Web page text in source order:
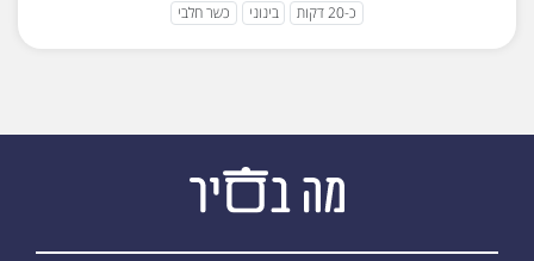
כ-20 דקות בינוני כשר חלבי